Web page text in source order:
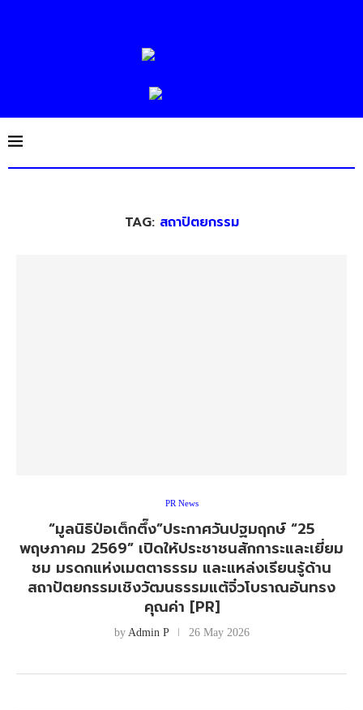
TAG: สถาปัตยกรรม
PR News
“มูลนิธิป่อเต็กตึ๊ง”ประกาศวันปฐมฤกษ์ “25
พฤษภาคม 2569” เปิดให้ประชาชนสักการะและเยี่ยม
ชม มรดกแห่งเมตตาธรรม และแหล่งเรียนรู้ด้าน
สถาปัตยกรรมเชิงวัฒนธรรมแต้จิ๋วโบราณอันทรง
คุณค่า [PR]
by Admin P 26 May 2026